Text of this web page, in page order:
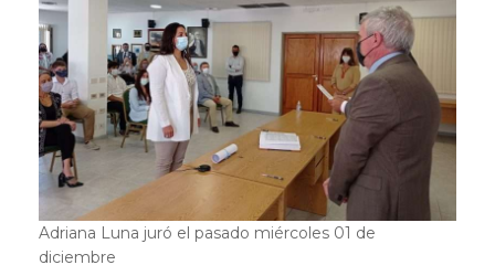
Adriana Luna juró el pasado miércoles 01 de
diciembre